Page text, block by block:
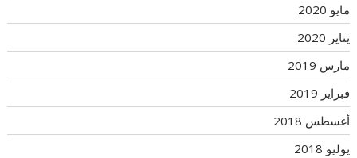
مايو 2020
يناير 2020
مارس 2019
فبراير 2019
أغسطس 2018
يوليو 2018